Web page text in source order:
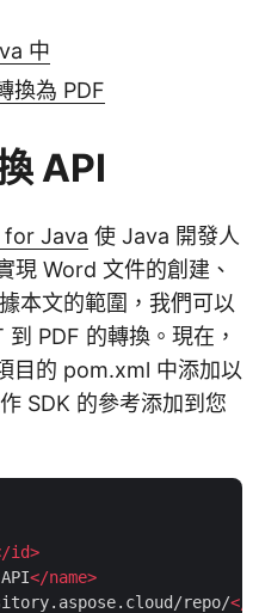
中
換為 PDF
API
for Java 使 Java 開發人
現 Word 文件的創建、
本文的範圍，我們可以
PDF 的轉換。現在，
目的 pom.xml 中添加以
SDK 的參考添加到您
id>
</name>
repo/</